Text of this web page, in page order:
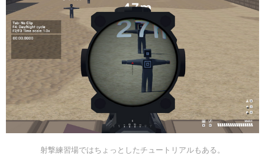
射撃練習場ではちょっとしたチュートリアルもある。